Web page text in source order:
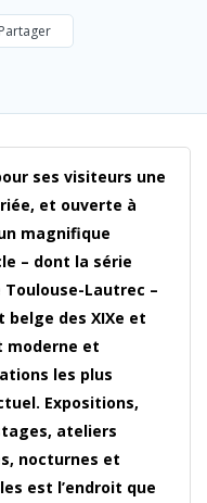
Partager
ses visiteurs une
et ouverte à
magnifique
– dont la série
Lautrec –
belge des XIXe et
moderne et
les plus
Expositions,
ateliers
nocturnes et
est l’endroit que